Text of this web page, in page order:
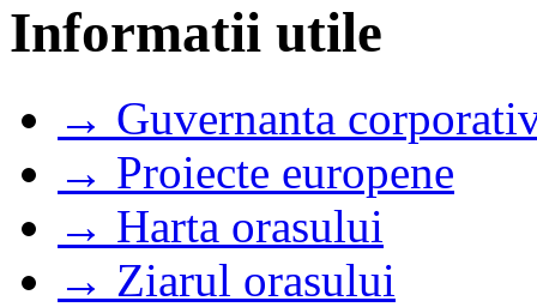
Informatii utile
→ Guvernanta
→ Proiecte europene
→ Harta orasului
→ Ziarul orasului